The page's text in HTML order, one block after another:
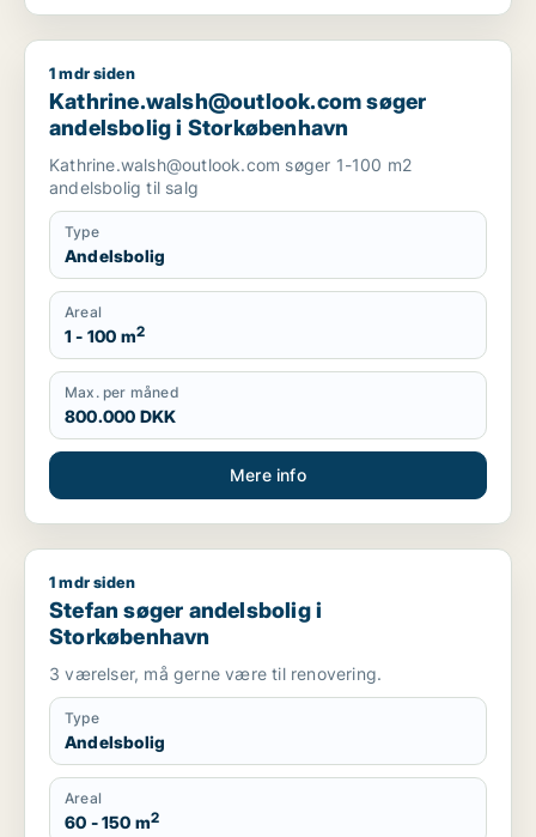
Kathrine.walsh@outlook.com søger andelsbolig i
1 mdr siden
Kathrine.walsh@outlook.com søger
andelsbolig i Storkøbenhavn
Kathrine.walsh@outlook.com søger 1-100 m2
andelsbolig til salg
Type
Andelsbolig
Areal
1 - 100 m2
Max. per måned
800.000 DKK
Mere info
Stefan søger andelsbolig i Storkøbenhavn
1 mdr siden
Stefan søger andelsbolig i
Storkøbenhavn
3 værelser, må gerne være til renovering.
Type
Andelsbolig
Areal
60 - 150 m2